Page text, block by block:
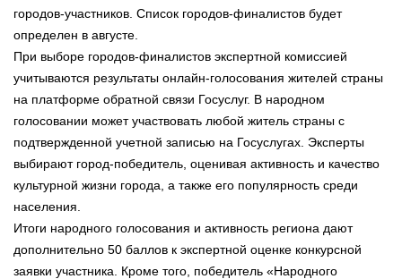
городов-участников. Список городов-финалистов будет
определен в августе.
При выборе городов-финалистов экспертной комиссией
учитываются результаты онлайн-голосования жителей страны
на платформе обратной связи Госуслуг. В народном
голосовании может участвовать любой житель страны с
подтвержденной учетной записью на Госуслугах. Эксперты
выбирают город-победитель, оценивая активность и качество
культурной жизни города, а также его популярность среди
населения.
Итоги народного голосования и активность региона дают
дополнительно 50 баллов к экспертной оценке конкурсной
заявки участника. Кроме того, победитель «Народного